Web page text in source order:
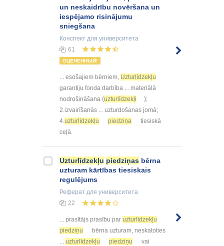
un neskaidrību novēršana un
iespējamo risinājumu
sniegšana
Конспект для университета
61
ОЦЕНЕННЫЙ!
... esošajiem bērniem, Uzturlīdzekļu
garantiju fonda darbība ... materiālā
nodrošināšana (uzturlīdzekļi
);
2.izvairīšanās ... uzturdošanas jomā;
4.uzturlīdzekļu piedziņa
tiesiskā
ceļā.
Uzturlīdzekļu piedziņas bērna
uzturam kārtības tiesiskais
regulējums
Реферат для университета
22
... prasītājs prasību par uzturlīdzekļu
piedziņu
bērna uzturam, neskatoties
... uzturlīdzekļu piedziņu
vai